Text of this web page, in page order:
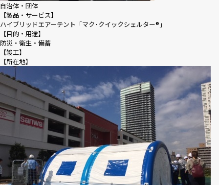
自治体・団体
【製品・サービス】
ハイブリッドエアーテント「マク･クイックシェルター®｣
【目的・用途】
防災・衛生・備蓄
【竣工】
【所在地】